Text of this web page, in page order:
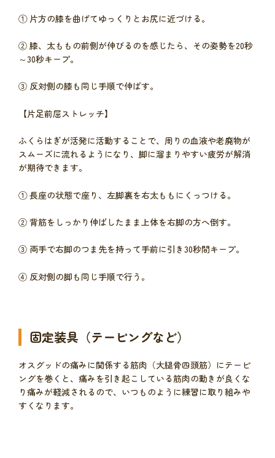
① 片方の膝を曲げてゆっくりとお尻に近づける。
② 膝、太ももの前側が伸びるのを感じたら、その姿勢を20秒
～30秒キープ。
③ 反対側の膝も同じ手順で伸ばす。
【片足前屈ストレッチ】
ふくらはぎが活発に活動することで、周りの血液や老廃物が
スムーズに流れるようになり、脚に溜まりやすい疲労が解消
が期待できます。
① 長座の状態で座り、左脚裏を右太ももにくっつける。
② 背筋をしっかり伸ばしたまま上体を右脚の方へ倒す。
③ 両手で右脚のつま先を持って手前に引き30秒間キープ。
④ 反対側の脚も同じ手順で行う。
固定装具（テーピングなど）
オスグッドの痛みに関係する筋肉（大腿骨四頭筋）にテーピ
ングを巻くと、痛みを引き起こしている筋肉の動きが良くな
り痛みが軽減されるので、いつものように練習に取り組みや
すくなります。